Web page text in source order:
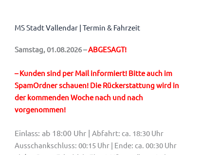
MS Stadt Vallendar | Termin & Fahrzeit
Samstag, 01.08.2026 –ABGESAGT!
– Kunden sind per Mail informiert! Bitte auch im
SpamOrdner schauen! Die Rückerstattung wird in
der kommenden Woche nach und nach
vorgenommen!
Einlass: ab 18:00 Uhr | Abfahrt: ca. 18:30 Uhr
Ausschankschluss: 00:15 Uhr | Ende: ca. 00:30 Uhr